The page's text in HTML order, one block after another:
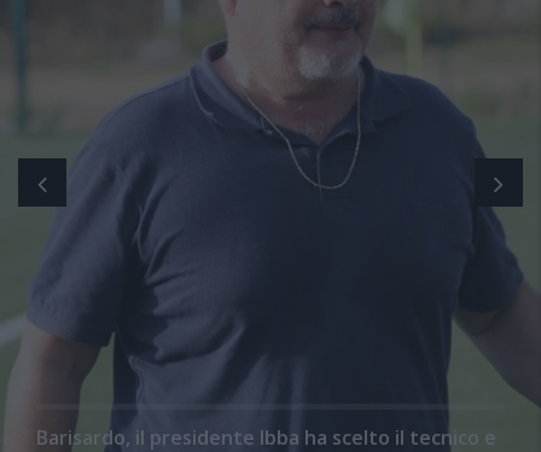
Barisardo, il presidente Ibba ha scelto il tecnico e